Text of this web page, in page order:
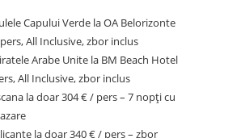
Capului Verde la OA Belorizonte
All Inclusive, zbor inclus
Arabe Unite la BM Beach Hotel
All Inclusive, zbor inclus
la doar 304 € / pers – 7 nopți cu
la doar 340 € / pers – zbor